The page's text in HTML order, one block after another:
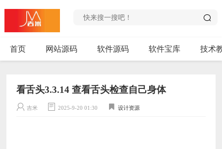
首页 网站源码 软件源码 软件宝库 技术
看舌头3.3.14 查看舌头检查自己身体
吉米 2025-9-20 01:30 设计资源